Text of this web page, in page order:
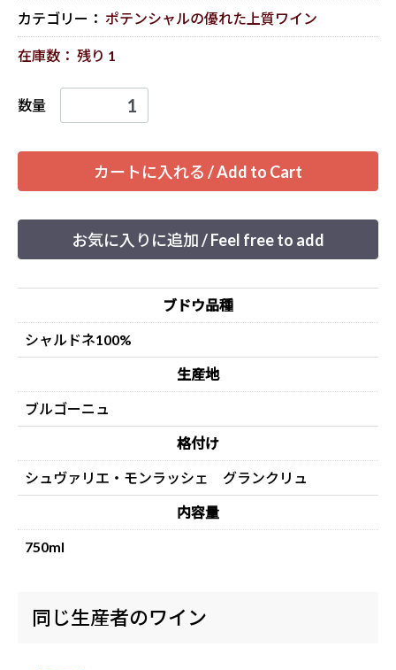
カテゴリー： ポテンシャルの優れた上質ワイン
在庫数： 残り 1
数量
カートに入れる / Add to Cart
お気に入りに追加 / Feel free to add
ブドウ品種
シャルドネ100%
生産地
ブルゴーニュ
格付け
シュヴァリエ・モンラッシェ グランクリュ
内容量
750ml
同じ生産者のワイン